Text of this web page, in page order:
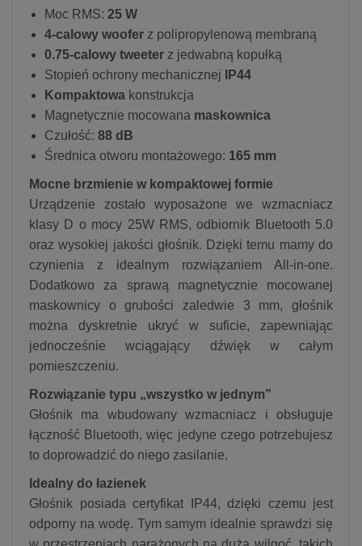
Moc RMS: 25 W
4-calowy woofer z polipropylenową membraną
0.75-calowy tweeter z jedwabną kopułką
Stopień ochrony mechanicznej
IP44
Kompaktowa konstrukcja
Magnetycznie mocowana maskownica
Czułość: 88 dB
Średnica otworu montażowego: 165 mm
Mocne brzmienie w kompaktowej formie
Urządzenie zostało wyposażone we wzmacniacz
klasy D o mocy 25W RMS, odbiornik Bluetooth 5.0
oraz wysokiej jakości głośnik. Dzięki temu mamy do
czynienia z idealnym rozwiązaniem All-in-one.
Dodatkowo za sprawą magnetycznie mocowanej
maskownicy o grubości zaledwie 3 mm, głośnik
można dyskretnie ukryć w suficie, zapewniając
jednocześnie wciągający dźwięk w całym
pomieszczeniu.
Rozwiązanie typu „wszystko w jednym”
Głośnik ma wbudowany wzmacniacz i obsługuje
łączność Bluetooth, więc jedyne czego potrzebujesz
to doprowadzić do niego zasilanie.
Idealny do łazienek
Głośnik posiada certyfikat IP44, dzięki czemu jest
odporny na wodę. Tym samym idealnie sprawdzi się